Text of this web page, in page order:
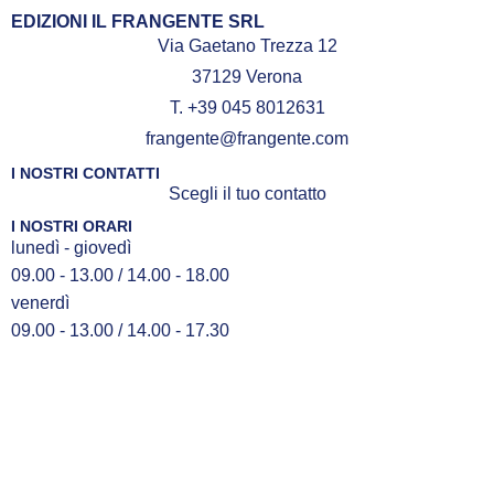
EDIZIONI IL FRANGENTE SRL
Via Gaetano Trezza 12
37129 Verona
T. +39 045 8012631
frangente@frangente.com
I NOSTRI CONTATTI
Scegli il tuo contatto
I NOSTRI ORARI
lunedì - giovedì
09.00 - 13.00 / 14.00 - 18.00
venerdì
09.00 - 13.00 / 14.00 - 17.30